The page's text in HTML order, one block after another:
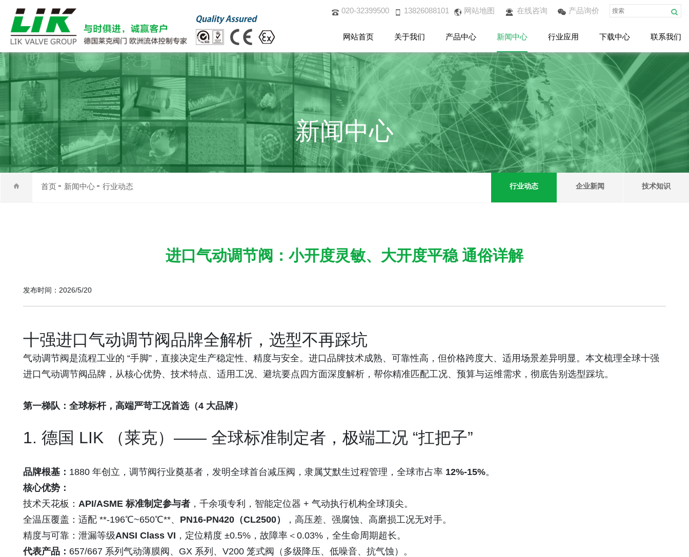
网站首页 关于我们 产品中心 新闻中心 行业应用 下载中心 联系我们
020-32399500 13826088101 网站地图 在线咨询 产品询价
新闻中心
首页 新闻中心 行业动态 行业动态 企业新闻 技术知识
进口气动调节阀：小开度灵敏、大开度平稳 通俗详解
发布时间：2026/5/20
十强进口气动调节阀品牌全解析，选型不再踩坑
气动调节阀是流程工业的 “手脚”，直接决定生产稳定性、精度与安全。进口品牌技术成熟、可靠性高，但价格跨度大、适用场景差异明显。本文梳理全球十强
进口气动调节阀品牌，从核心优势、技术特点、适用工况、避坑要点四方面深度解析，帮你精准匹配工况、预算与运维需求，彻底告别选型踩坑。
第一梯队：全球标杆，高端严苛工况首选（4 大品牌）
1. 德国 LIK （莱克）—— 全球标准制定者，极端工况 “扛把子”
品牌根基： 1880 年创立，调节阀行业奠基者，发明全球首台减压阀，隶属艾默生过程管理，全球市占率 12%-15%。
核心优势：
技术天花板： API/ASME 标准制定参与者 ，千余项专利，智能定位器 + 气动执行机构全球顶尖。
全温压覆盖：适配 **-196℃~650℃**、 PN16-PN420 （CL2500）
，高压差、强腐蚀、高磨损工况无对手。
精度与可靠：泄漏等级ANSI Class VI ，定位精度 ±0.5%，故障率＜0.03%，全生命周期超长。
代表产品： 657/667 系列气动薄膜阀、GX 系列、V200 笼式阀（多级降压、低噪音、抗气蚀）。